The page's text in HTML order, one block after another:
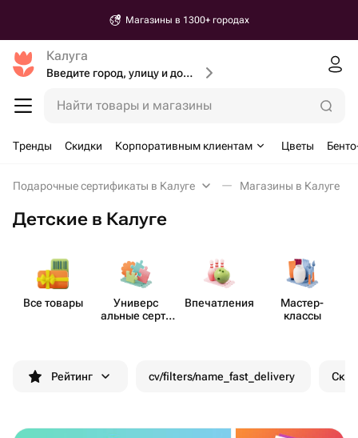
Магазины в 1300+ городах
Калуга
Введите город, улицу и дом доставки
Найти товары и магазины
Тренды Скидки Корпоративным клиентам Цветы
Подарочные сертификаты в Калуге Магазины в Калуге
Детские в Калуге
Все товары
Универс​
альные серти​
Впеча​тления
Мастер-​
классы
Рейтинг cv/filters/name_fast_delivery